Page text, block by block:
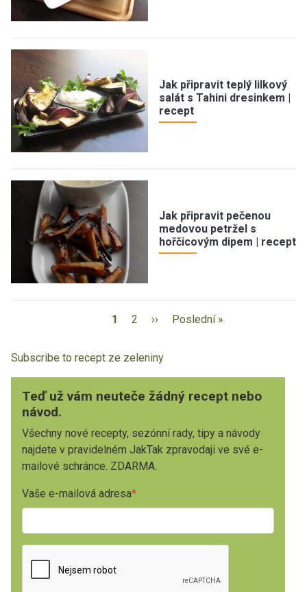
Jak připravit teplý lilkový
salát s Tahini dresinkem |
recept
Jak připravit pečenou
medovou petržel s
hořčicovým dipem | recept
1 2 ›› Poslední »
Subscribe to recept ze zeleniny
Teď už vám neuteče žádný recept nebo
návod.
Všechny nové recepty, sezónní rady, tipy a návody
najdete v pravidelném JakTak zpravodaji ve své e-
mailové schránce. ZDARMA.
Vaše e-mailová adresa